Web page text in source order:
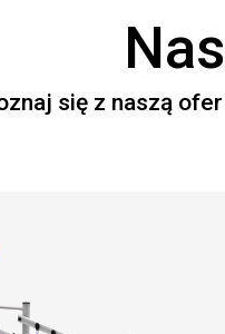
się z naszą